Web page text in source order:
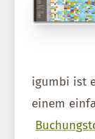
igumbi ist
einem